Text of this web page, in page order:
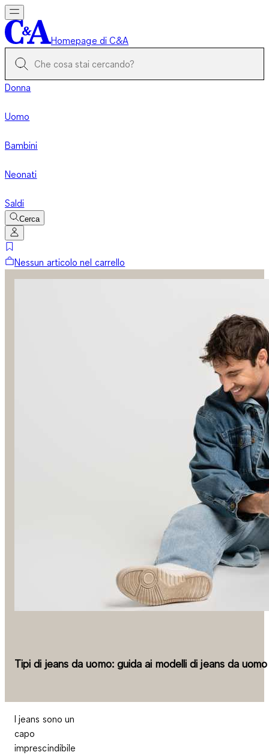
Homepage di C&A
Donna
Uomo
Bambini
Neonati
Saldi
Cerca
Nessun articolo nel carrello
Tipi di jeans da uomo: guida ai modelli di jeans da uomo
I jeans sono un
capo
imprescindibile